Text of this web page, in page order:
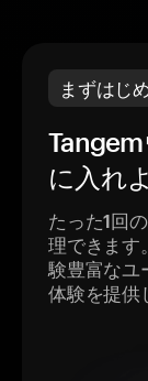
まずはじ
に入れ
たった1回
理できます
験豊富なユ
体験を提供